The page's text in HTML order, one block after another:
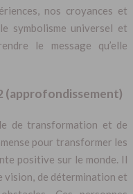
nos croyances et
symbolisme universel et
le message qu’elle
(approfondissement)
de transformation et de
pour transformer les
positive sur le monde. Il
vision, de détermination et